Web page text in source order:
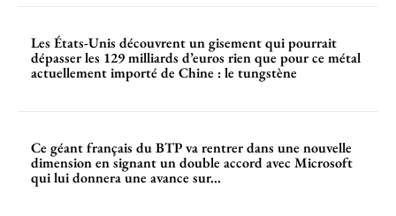
Les États-Unis découvrent un gisement qui pourrait
dépasser les 129 milliards d’euros rien que pour ce métal
actuellement importé de Chine : le tungstène
Ce géant français du BTP va rentrer dans une nouvelle
dimension en signant un double accord avec Microsoft
qui lui donnera une avance sur...